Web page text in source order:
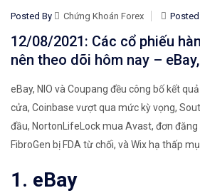
Posted By Chứng Khoán Forex Posted
12/08/2021: Các cổ phiếu
nên theo dõi hôm nay –
eBay, NIO và Coupang đều công bố kết
cửa, Coinbase vượt qua mức kỳ vọng,
đầu, NortonLifeLock mua Avast, đơn
FibroGen bị FDA từ chối, và Wix hạ thấp
1. eBay